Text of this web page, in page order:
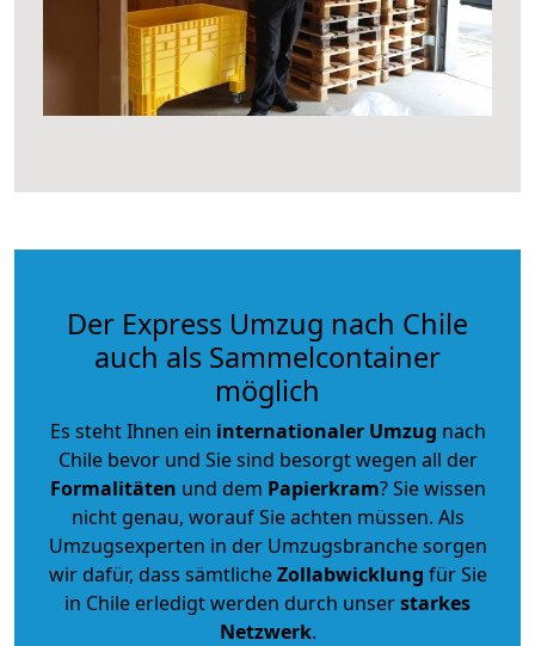
Der Express Umzug nach Chile
auch als Sammelcontainer
möglich
Es steht Ihnen ein internationaler Umzug nach
Chile bevor und Sie sind besorgt wegen all der
Formalitäten und dem Papierkram? Sie wissen
nicht genau, worauf Sie achten müssen. Als
Umzugsexperten in der Umzugsbranche sorgen
wir dafür, dass sämtlicheZollabwicklung für Sie
in Chile erledigt werden durch unserstarkes
Netzwerk.